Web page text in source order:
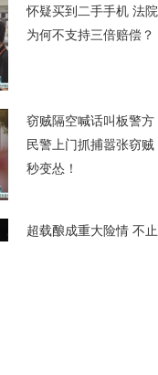
怀疑买到二手手机 法院
为何不支持三倍赔偿？
窃贼隔空喊话叫板警方
民警上门抓捕嚣张窃贼
秒变怂！
超载酿成重大险情 不止